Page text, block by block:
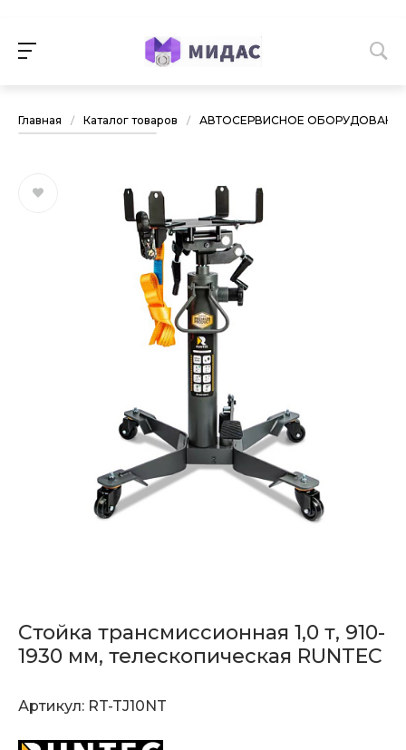
Главная / Каталог товаров / АВТОСЕРВИСНОЕ
Стойка трансмиссионная 1,0 т, 910-
1930 мм, телескопическая RUNTEC
Артикул: RT-TJ10NT